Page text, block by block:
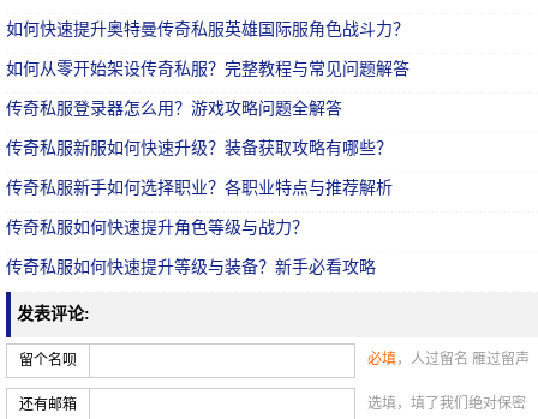
如何快速提升奥特曼传奇私服英雄国际服角色战斗力？
如何从零开始架设传奇私服？完整教程与常见问题解答
传奇私服登录器怎么用？游戏攻略问题全解答
传奇私服新服如何快速升级？装备获取攻略有哪些？
传奇私服新手如何选择职业？各职业特点与推荐解析
传奇私服如何快速提升角色等级与战力？
传奇私服如何快速提升等级与装备？新手必看攻略
发表评论:
留个名呗 必填，人过留名 雁过留声
还有邮箱 选填，填了我们绝对保密